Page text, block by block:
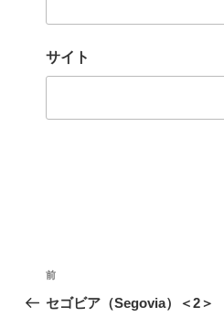
サイト
投
稿
前
の
前
セゴビア（Segovia）＜2＞